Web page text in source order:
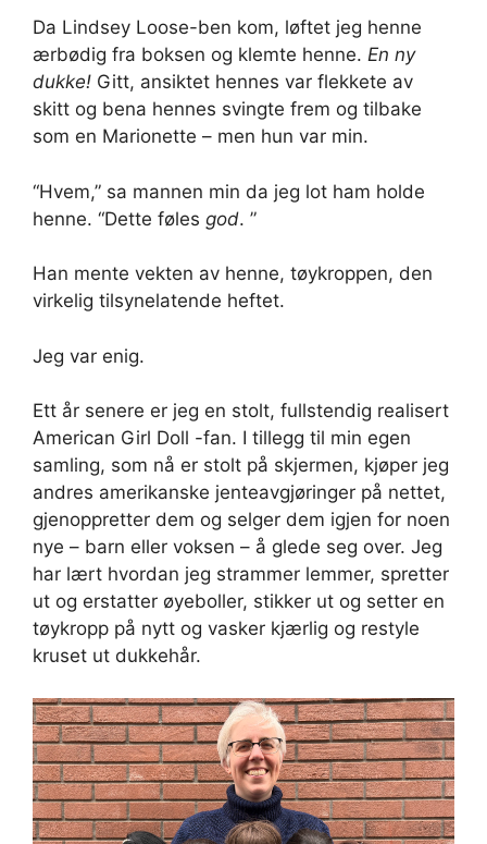
Da Lindsey Loose-ben kom, løftet jeg henne
ærbødig fra boksen og klemte henne. En ny
dukke! Gitt, ansiktet hennes var flekkete av
skitt og bena hennes svingte frem og tilbake
som en Marionette – men hun var min.
“Hvem,” sa mannen min da jeg lot ham holde
henne. “Dette føles god. ”
Han mente vekten av henne, tøykroppen, den
virkelig tilsynelatende heftet.
Jeg var enig.
Ett år senere er jeg en stolt, fullstendig realisert
American Girl Doll -fan. I tillegg til min egen
samling, som nå er stolt på skjermen, kjøper jeg
andres amerikanske jenteavgjøringer på nettet,
gjenoppretter dem og selger dem igjen for noen
nye – barn eller voksen – å glede seg over. Jeg
har lært hvordan jeg strammer lemmer, spretter
ut og erstatter øyeboller, stikker ut og setter en
tøykropp på nytt og vasker kjærlig og restyle
kruset ut dukkehår.